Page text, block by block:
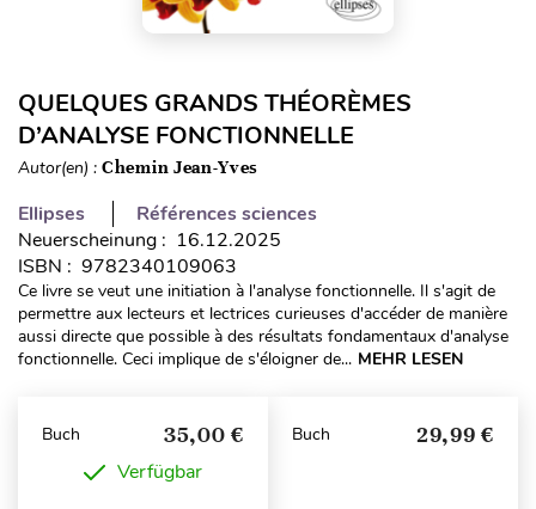
QUELQUES GRANDS THÉORÈMES
D’ANALYSE FONCTIONNELLE
Autor(en) : Chemin Jean-Yves
Ellipses
Références sciences
Neuerscheinung : 16.12.2025
ISBN : 9782340109063
Ce livre se veut une initiation à l'analyse fonctionnelle. Il s'agit de
permettre aux lecteurs et lectrices curieuses d'accéder de manière
aussi directe que possible à des résultats fondamentaux d'analyse
fonctionnelle. Ceci implique de s'éloigner de... MEHR LESEN
Buch 35,00 €
Verfügbar
Buch 29,99 €